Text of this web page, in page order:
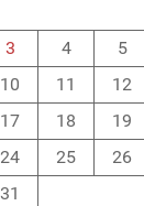
3 4 5
10 11 12
17 18 19
24 25 26
31